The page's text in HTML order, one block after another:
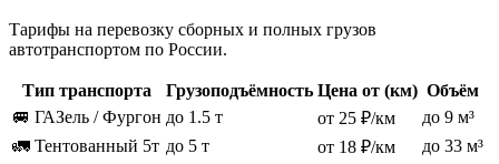
Тарифы на перевозку сборных и полных грузов
автотранспортом по России.
Тип транспорта Грузоподъёмность Цена от (км) Объём
🚐 ГАЗель / Фургон до 1.5 т от 25 ₽/км
до 9 м³
🚛 Тентованный 5т до 5 т от 18 ₽/км
до 33 м³